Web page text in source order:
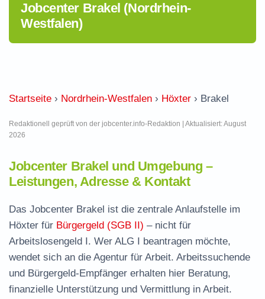
Jobcenter Brakel (Nordrhein-
Westfalen)
Startseite › Nordrhein-Westfalen › Höxter › Brakel
Redaktionell geprüft von der jobcenter.info-Redaktion | Aktualisiert: August
2026
Jobcenter Brakel und Umgebung –
Leistungen, Adresse & Kontakt
Das Jobcenter Brakel ist die zentrale Anlaufstelle im
Höxter für Bürgergeld (SGB II) – nicht für
Arbeitslosengeld I. Wer ALG I beantragen möchte,
wendet sich an die Agentur für Arbeit. Arbeitssuchende
und Bürgergeld-Empfänger erhalten hier Beratung,
finanzielle Unterstützung und Vermittlung in Arbeit.